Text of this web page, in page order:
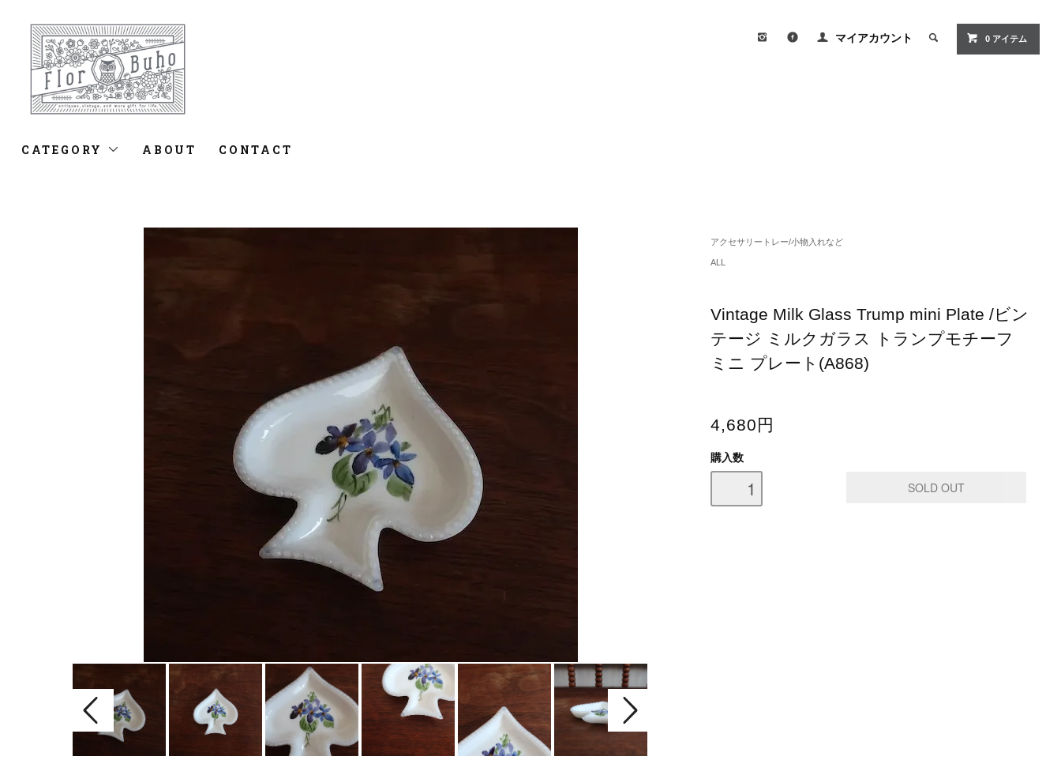
マイアカウント 0 アイテム
CATEGORY ABOUT CONTACT
アクセサリートレー/小物入れなど
ALL
Vintage Milk Glass Trump mini Plate /ビン
テージ ミルクガラス トランプモチーフ
ミニ プレート(A868)
4,680円
購入数